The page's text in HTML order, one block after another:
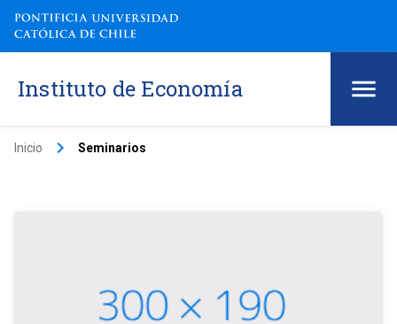
Instituto de Economía
Inicio keyboard_arrow_right Seminarios